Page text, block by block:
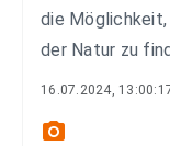
die
der Natur zu
16.07.2024,
photo_camera